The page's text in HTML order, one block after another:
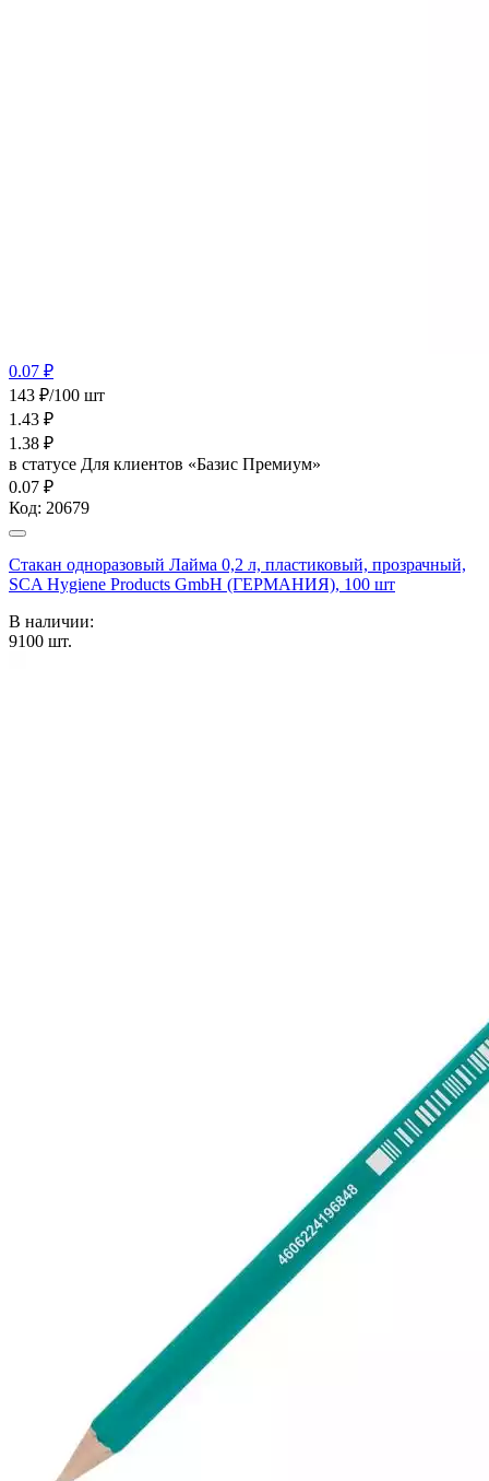
0.07 ₽
143 ₽/100 шт
1.43 ₽
1.38 ₽
в статусе Для клиентов «Базис Премиум»
0.07 ₽
Код: 20679
Стакан одноразовый Лайма 0,2 л, пластиковый, прозрачный,
SCA Hygiene Products GmbH (ГЕРМАНИЯ), 100 шт
В наличии:
9100 шт.